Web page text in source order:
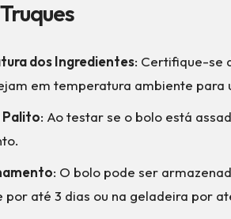
dos Ingredientes: Certifique-se
em temperatura ambiente para
Palito: Ao testar se o bolo está
: O bolo pode ser
por até 3 dias ou na geladeira por